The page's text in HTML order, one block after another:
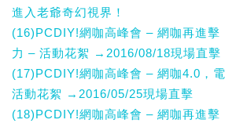
進入老爺奇幻視界！
(16)PCDIY!網咖高峰會 – 網咖再進擊
力 – 活動花絮 →2016/08/18現場直擊
(17)PCDIY!網咖高峰會 – 網咖4.0，
活動花絮 →2016/05/25現場直擊
(18)PCDIY!網咖高峰會 – 網咖再進擊